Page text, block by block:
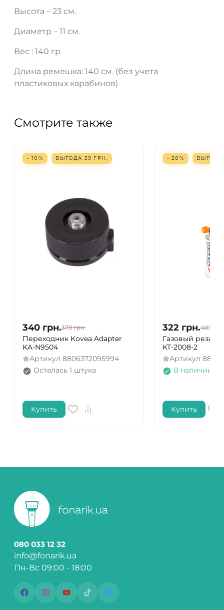
Высота – 23 см.
Диаметр – 11 см.
Вес : 140 гр.
Длина ремешка: 140 см. (без учета
пластиковых карабинов)
Смотрите также
- 10% ВЫГОДА 39 ГРН.
340 грн.379 грн.
Переходник Kovea Adapter
KA-N9504
Артикул 8806372095994
Осталась 1 штука
Купить
- 20%
322 грн.403
Газовый резак
KT-2008-2
Артикул
В наличии
Купить
080 033 12 32
info@fonarik.ua
Пн-Вс 09:00 - 18:00